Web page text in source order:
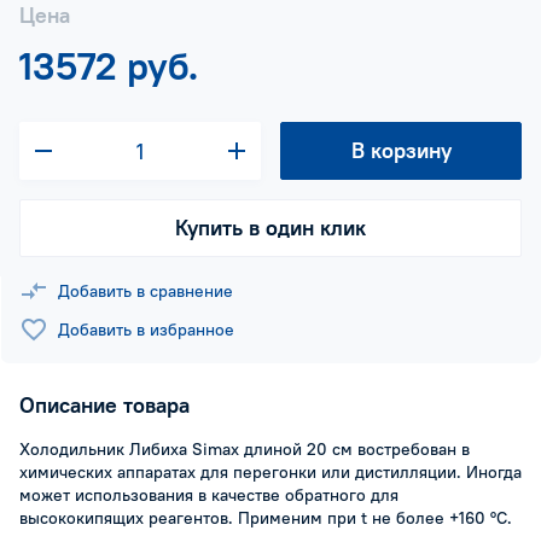
Цена
13572 руб.
В корзину
Купить в один клик
Добавить в сравнение
Добавить в избранное
Описание товара
Холодильник Либиха Simax длиной 20 см востребован в
химических аппаратах для перегонки или дистилляции. Иногда
может использования в качестве обратного для
высококипящих реагентов. Применим при t не более +160 °С.